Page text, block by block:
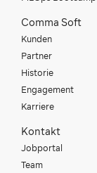
Comma Soft
Kunden
Partner
Historie
Engagement
Karriere
Kontakt
Jobportal
Team